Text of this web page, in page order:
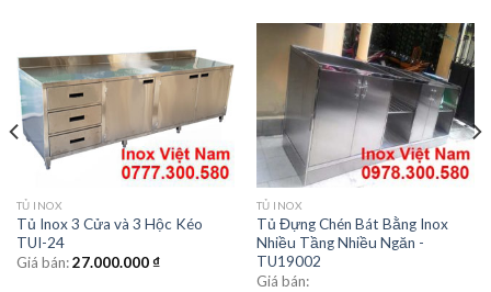
TỦ INOX
Tủ Inox 3 Cửa và 3 Hộc Kéo
TUI-24
Giá bán:27.000.000₫
TỦ INOX
Tủ Đựng Chén Bát Bằng Inox
Nhiều Tầng Nhiều Ngăn -
TU19002
Giá bán: